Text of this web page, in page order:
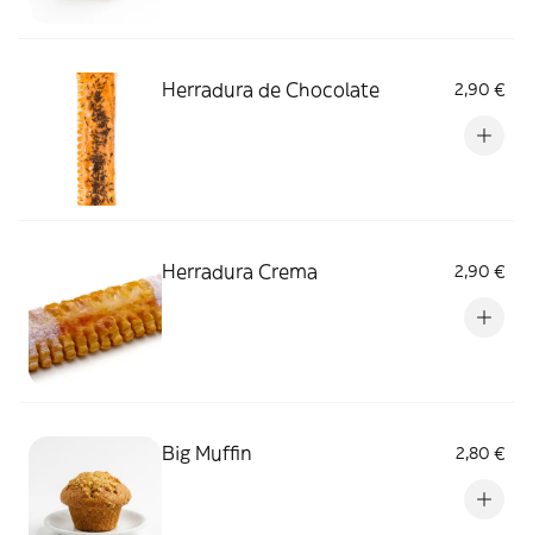
Herradura de Chocolate 2,90 €
Herradura Crema 2,90 €
Big Muffin 2,80 €